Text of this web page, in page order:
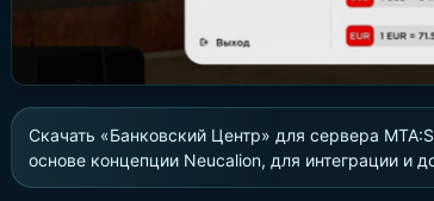
Скачать «Банковский Центр» для сервера
основе концепции Neucalion, для интеграции и